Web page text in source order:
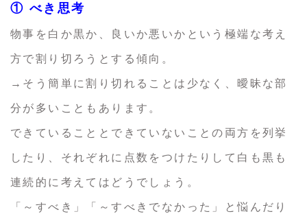
① べき思考
物事を白か黒か、良いか悪いかという極端な考え
方で割り切ろうとする傾向。
→そう簡単に割り切れることは少なく、曖昧な部
分が多いこともあります。
できていることとできていないことの両方を列挙
したり、それぞれに点数をつけたりして白も黒も
連続的に考えてはどうでしょう。
「～すべき」「～すべきでなかった」と悩んだり